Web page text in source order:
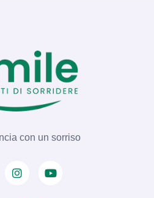
con un sorriso